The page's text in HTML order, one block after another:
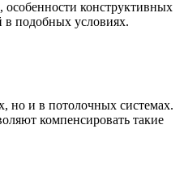
конструктивных
в подобных условиях.
но и в потолочных системах.
компенсировать такие